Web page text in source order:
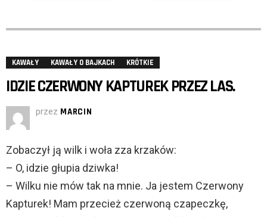
KAWAŁY KAWAŁY O BAJKACH KRÓTKIE
IDZIE CZERWONY KAPTUREK PRZEZ LAS.
przez MARCIN
Zobaczył ją wilk i woła zza krzaków:
– O, idzie głupia dziwka!
– Wilku nie mów tak na mnie. Ja jestem Czerwony
Kapturek! Mam przecież czerwoną czapeczkę,